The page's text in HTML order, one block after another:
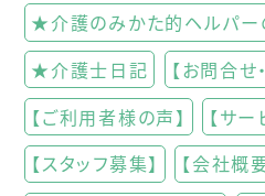
★介護のみかた的ヘルパー
★介護士日記
【お問合せ
【ご利用者様の声】
【サー
【スタッフ募集】
【会社概